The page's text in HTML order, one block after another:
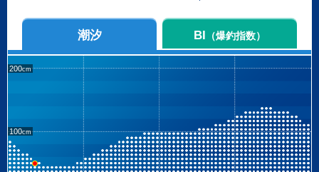
潮汐 BI （爆釣指数）
200
100